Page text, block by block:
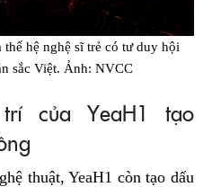
hệ nghệ sĩ trẻ có tư duy hội
sắc Việt. Ảnh: NVCC
của YeaH1 tạo
thuật, YeaH1 còn tạo dấu